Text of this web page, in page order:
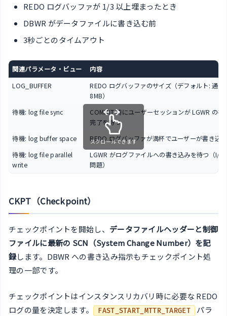
REDO ログバッファが 1/3 以上埋まったとき
DBWR がデータファイルに書き込む前
3秒ごとのタイムアウト
関連パラメータ・ビュー
内容
LOG_BUFFER
REDO ログバッファのサイズ（デフォルト: 通常
8MB）
待機: log file sync
COMMIT 時にユーザーセッションが LGWR の書
完了を待つ
待機: log buffer space
REDO ログバッファが満杯でユーザーが書き込
待機: log file parallel
write
LGWR がログファイルへの書き込みを待つ（I/O
問題）
スクロールできます
CKPT（Checkpoint）
チェックポイントを開始し、 データファイルヘッダーと制御
ファイルに最新の SCN（System Change Number）を記
録します。DBWR への書き込み指示もチェックポイント処
理の一部です。
チェックポイントはインスタンスリカバリ時に必要な REDO
ログの量を決定します。
FAST_START_MTTR_TARGET パラ